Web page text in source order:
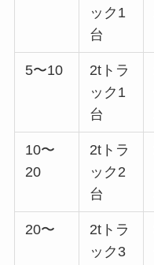
ック1
台
5〜10
2tトラ
ック1
台
10〜
20
2tトラ
ック2
台
20〜
2tトラ
ック3